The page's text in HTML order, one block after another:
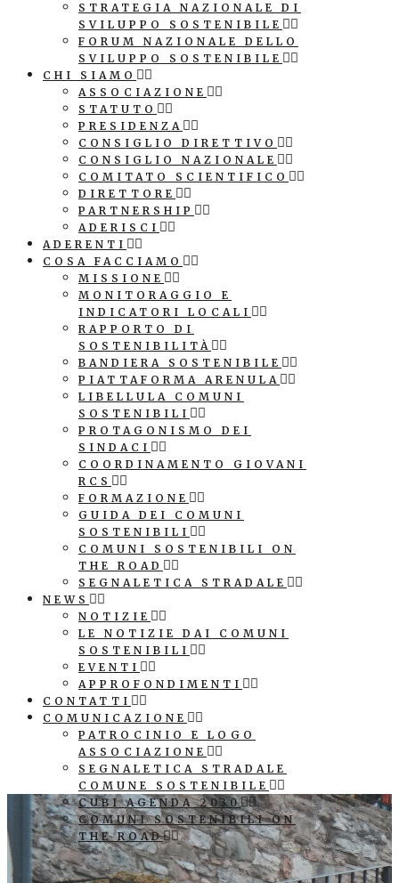
STRATEGIA NAZIONALE DI
SVILUPPO SOSTENIBILE
FORUM NAZIONALE DELLO
SVILUPPO SOSTENIBILE
CHI SIAMO
ASSOCIAZIONE
STATUTO
PRESIDENZA
CONSIGLIO DIRETTIVO
CONSIGLIO NAZIONALE
COMITATO SCIENTIFICO
DIRETTORE
PARTNERSHIP
ADERISCI
ADERENTI
COSA FACCIAMO
MISSIONE
MONITORAGGIO E
INDICATORI LOCALI
RAPPORTO DI
SOSTENIBILITÀ
BANDIERA SOSTENIBILE
PIATTAFORMA ARENULA
LIBELLULA COMUNI
SOSTENIBILI
PROTAGONISMO DEI
SINDACI
COORDINAMENTO GIOVANI
RCS
FORMAZIONE
GUIDA DEI COMUNI
SOSTENIBILI
COMUNI SOSTENIBILI ON
THE ROAD
SEGNALETICA STRADALE
NEWS
NOTIZIE
LE NOTIZIE DAI COMUNI
SOSTENIBILI
EVENTI
APPROFONDIMENTI
CONTATTI
COMUNICAZIONE
PATROCINIO E LOGO
ASSOCIAZIONE
SEGNALETICA STRADALE
COMUNE SOSTENIBILE
CUBI AGENDA 2030
COMUNI SOSTENIBILI ON
THE ROAD